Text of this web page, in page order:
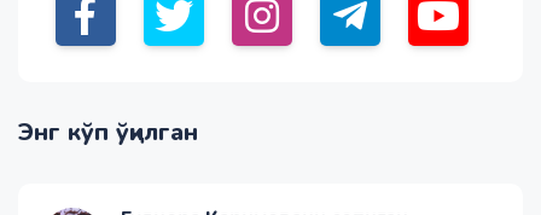
Энг кўп ўқилган